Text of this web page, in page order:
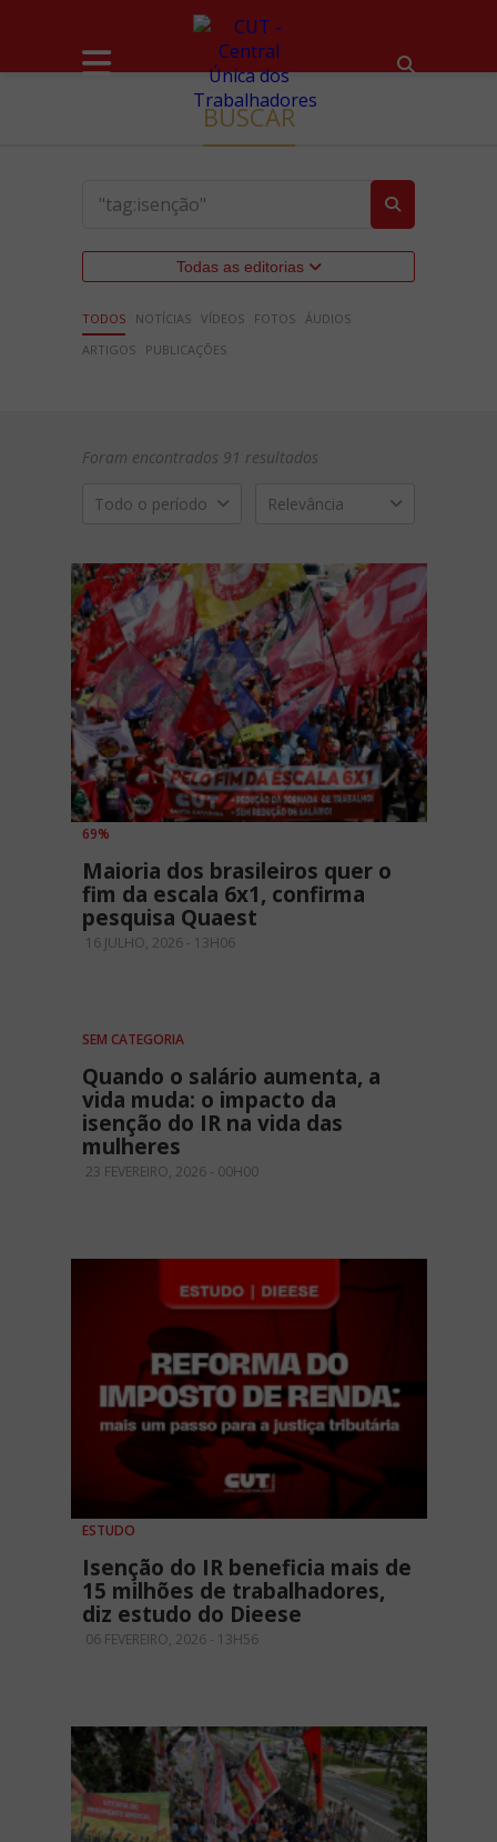
BUSCAR
Todas as editorias
TODOS NOTÍCIAS VÍDEOS FOTOS ÁUDIOS
ARTIGOS
PUBLICAÇÕES
Foram encontrados 91 resultados
Todo o período Relevância
69%
Maioria dos brasileiros quer o
fim da escala 6x1, confirma
pesquisa Quaest
16 JULHO, 2026 - 13H06
SEM CATEGORIA
Quando o salário aumenta, a
vida muda: o impacto da
isenção do IR na vida das
mulheres
23 FEVEREIRO, 2026 - 00H00
ESTUDO
Isenção do IR beneficia mais de
15 milhões de trabalhadores,
diz estudo do Dieese
06 FEVEREIRO, 2026 - 13H56